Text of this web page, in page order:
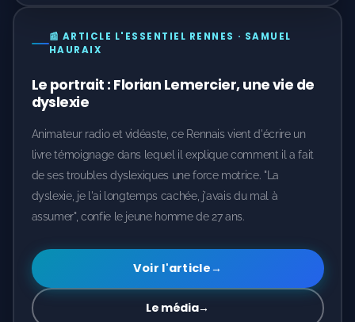
📰 ARTICLE L'ESSENTIEL RENNES · SAMUEL
HAURAIX
Le portrait : Florian Lemercier, une vie de
dyslexie
Animateur radio et vidéaste, ce Rennais vient d'écrire un
livre témoignage dans lequel il explique comment il a fait
de ses troubles dyslexiques une force motrice. "La
dyslexie, je l'ai longtemps cachée, j'avais du mal à
assumer", confie le jeune homme de 27 ans.
Voir l'article→
Le média→